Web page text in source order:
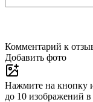
Комментарий к
Добавить фото
Нажмите на кнопку
до 10 изображений